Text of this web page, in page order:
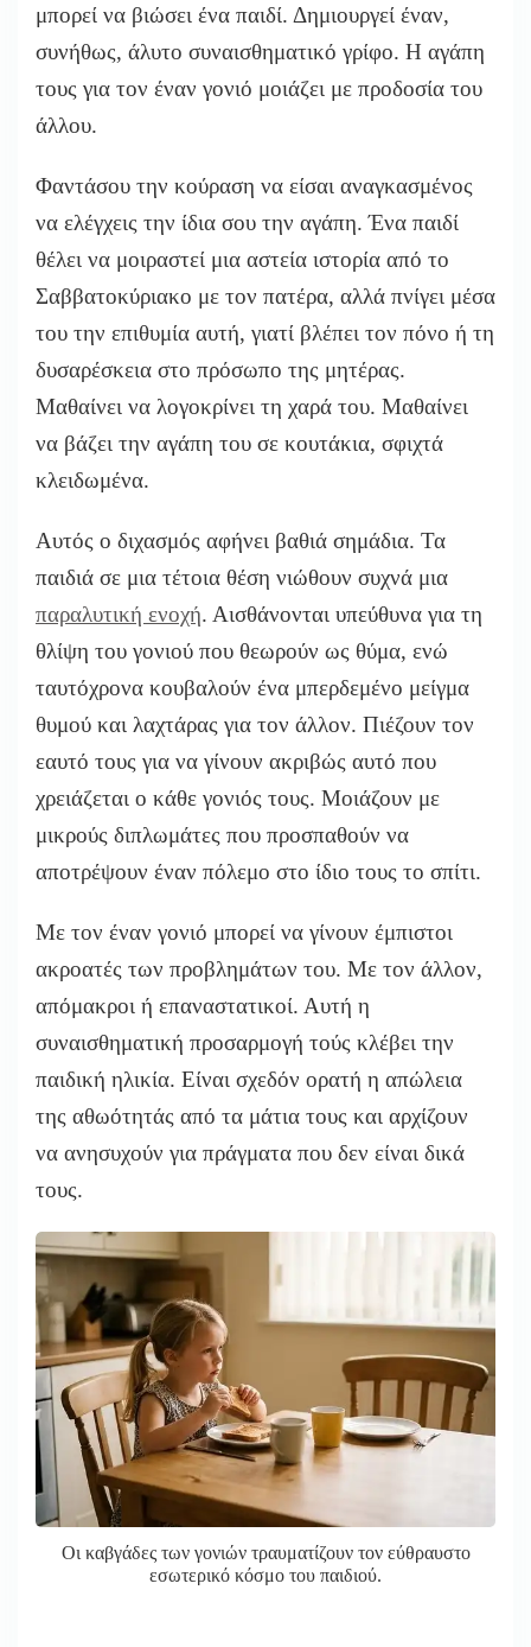
μπορεί να βιώσει ένα παιδί. Δημιουργεί έναν,
συνήθως, άλυτο συναισθηματικό γρίφο. Η αγάπη
τους για τον έναν γονιό μοιάζει με προδοσία του
άλλου.
Φαντάσου την κούραση να είσαι αναγκασμένος
να ελέγχεις την ίδια σου την αγάπη. Ένα παιδί
θέλει να μοιραστεί μια αστεία ιστορία από το
Σαββατοκύριακο με τον πατέρα, αλλά πνίγει μέσα
του την επιθυμία αυτή, γιατί βλέπει τον πόνο ή τη
δυσαρέσκεια στο πρόσωπο της μητέρας.
Μαθαίνει να λογοκρίνει τη χαρά του. Μαθαίνει
να βάζει την αγάπη του σε κουτάκια, σφιχτά
κλειδωμένα.
Αυτός ο διχασμός αφήνει βαθιά σημάδια. Τα
παιδιά σε μια τέτοια θέση νιώθουν συχνά μια
παραλυτική ενοχή. Αισθάνονται υπεύθυνα για τη
θλίψη του γονιού που θεωρούν ως θύμα, ενώ
ταυτόχρονα κουβαλούν ένα μπερδεμένο μείγμα
θυμού και λαχτάρας για τον άλλον. Πιέζουν τον
εαυτό τους για να γίνουν ακριβώς αυτό που
χρειάζεται ο κάθε γονιός τους. Μοιάζουν με
μικρούς διπλωμάτες που προσπαθούν να
αποτρέψουν έναν πόλεμο στο ίδιο τους το σπίτι.
Με τον έναν γονιό μπορεί να γίνουν έμπιστοι
ακροατές των προβλημάτων του. Με τον άλλον,
απόμακροι ή επαναστατικοί. Αυτή η
συναισθηματική προσαρμογή τούς κλέβει την
παιδική ηλικία. Είναι σχεδόν ορατή η απώλεια
της αθωότητάς από τα μάτια τους και αρχίζουν
να ανησυχούν για πράγματα που δεν είναι δικά
τους.
Οι καβγάδες των γονιών τραυματίζουν τον εύθραυστο
εσωτερικό κόσμο του παιδιού.